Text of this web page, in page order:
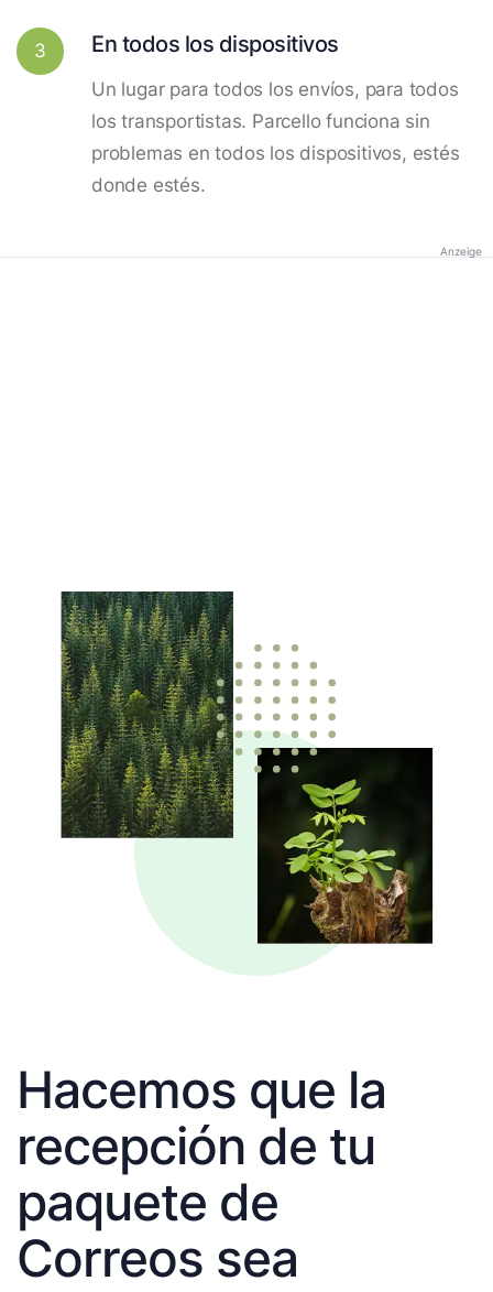
3 En todos los dispositivos
Un lugar para todos los envíos, para todos
los transportistas. Parcello funciona sin
problemas en todos los dispositivos, estés
donde estés.
Anzeige
Hacemos que la
recepción de tu
paquete de
Correos sea